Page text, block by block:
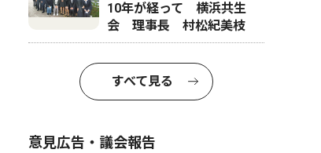
10年が経って 横浜共生
会 理事長 村松紀美枝
すべて見る
意見広告・議会報告